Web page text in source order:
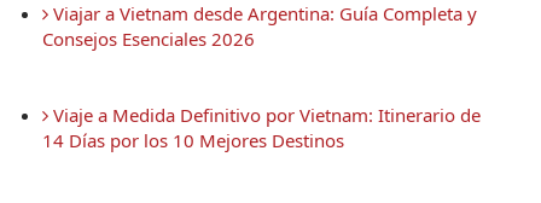
Viajar a Vietnam desde Argentina: Guía Completa y
Consejos Esenciales 2026
Viaje a Medida Definitivo por Vietnam: Itinerario de
14 Días por los 10 Mejores Destinos